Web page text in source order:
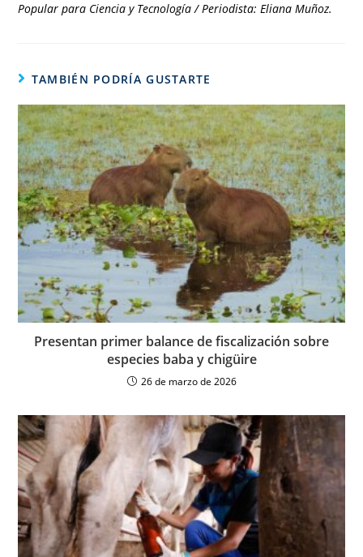
Popular para Ciencia y Tecnología / Periodista: Eliana Muñoz.
TAMBIÉN PODRÍA GUSTARTE
Presentan primer balance de fiscalización sobre
especies baba y chigüire
26 de marzo de 2026